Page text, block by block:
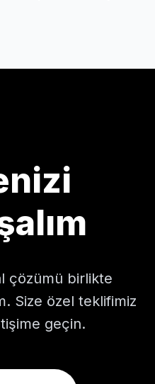
çözümü birlikte
Size özel teklifimiz
geçin.